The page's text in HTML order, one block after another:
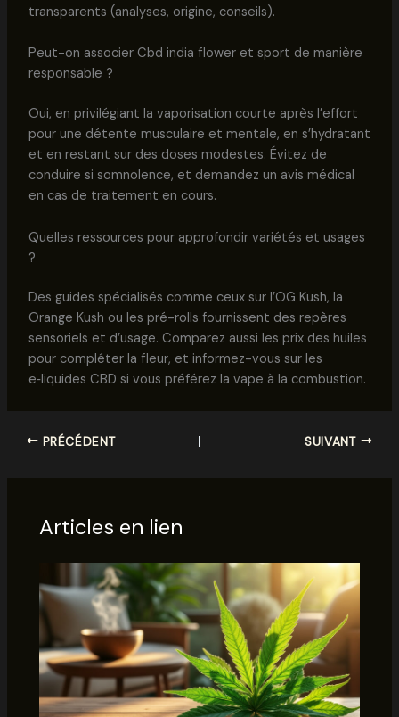
transparents (analyses, origine, conseils).
Peut-on associer Cbd india flower et sport de manière
responsable ?
Oui, en privilégiant la vaporisation courte après l’effort
pour une détente musculaire et mentale, en s’hydratant
et en restant sur des doses modestes. Évitez de
conduire si somnolence, et demandez un avis médical
en cas de traitement en cours.
Quelles ressources pour approfondir variétés et usages
?
Des guides spécialisés comme ceux sur l’OG Kush, la
Orange Kush ou les pré-rolls fournissent des repères
sensoriels et d’usage. Comparez aussi les prix des huiles
pour compléter la fleur, et informez-vous sur les
e‑liquides CBD si vous préférez la vape à la combustion.
PRÉCÉDENT SUIVANT
Articles en lien